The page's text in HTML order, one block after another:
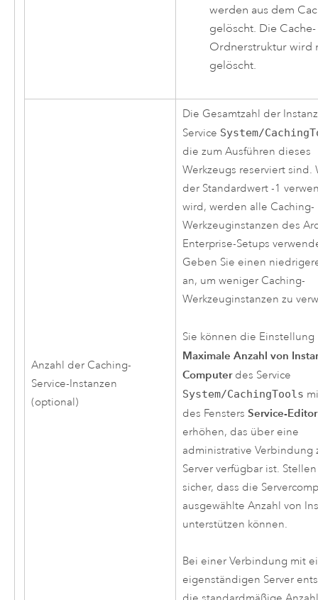
werden aus dem
gelöscht. Die Cache-
Ordnerstruktur wird
gelöscht.
Anzahl der Caching-
Service-Instanzen
(optional)
Die Gesamtzahl der
Service System/
die zum Ausführen dieses
Werkzeugs reserviert sind.
der Standardwert -1
wird, werden alle Caching-
Werkzeuginstanzen des
Enterprise-Setups
Geben Sie einen
an, um weniger Caching-
Werkzeuginstanzen zu
Sie können die Einstellung
Maximale Anzahl von
Computerdes Service
System/CachingTools
des Fensters Service-Editor
erhöhen, das über eine
administrative Verbindung
Serververfügbar ist. Stellen
sicher, dass die
ausgewählte Anzahl von
unterstützen können.
Bei einer Verbindung mit
eigenständigen Server